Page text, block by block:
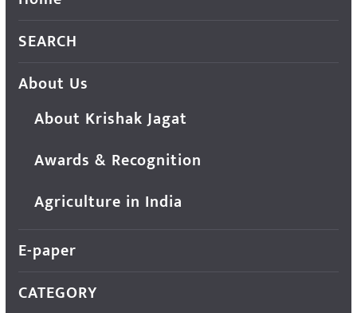
SEARCH
About Us
About Krishak Jagat
Awards & Recognition
Agriculture in India
E-paper
CATEGORY